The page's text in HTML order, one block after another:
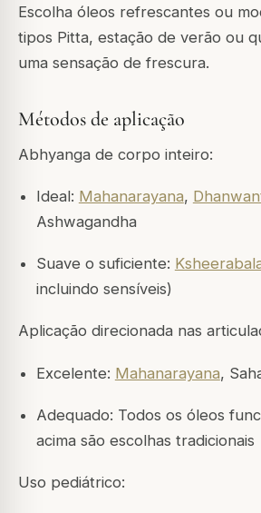
Escolha óleos refrescantes ou
tipos Pitta, estação de verão ou
uma sensação de frescura.
Métodos de aplicação
Abhyanga de corpo inteiro:
Ideal: Mahanarayana,
Ashwagandha
Suave o suficiente:
incluindo sensíveis)
Aplicação direcionada nas
Excelente: Mahanarayana,
Adequado: Todos os óleos
acima são escolhas tradicionais
Uso pediátrico: